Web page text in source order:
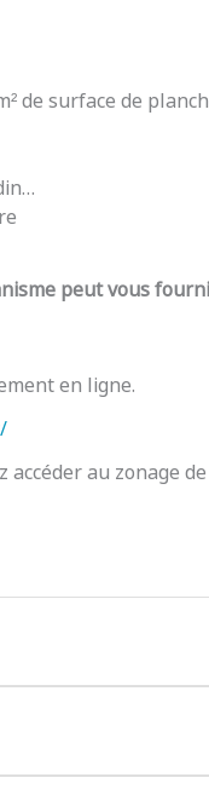
de surface de
peut vous
en ligne.
au zonage